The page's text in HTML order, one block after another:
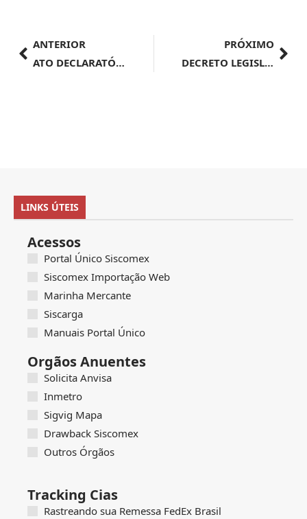
ANTERIOR
ATO DECLARATÓRIO EXECUTIVO SRRF08 Nº 23, DE 24 DE MAIO DE 2024
PRÓXIMO
DECRETO LEGISLATIVO – Nº 62, DE 2024
LINKS ÚTEIS
Acessos
Portal Único Siscomex
Siscomex Importação Web
Marinha Mercante
Siscarga
Manuais Portal Único
Orgãos Anuentes
Solicita Anvisa
Inmetro
Sigvig Mapa
Drawback Siscomex
Outros Órgãos
Tracking Cias
Rastreando sua Remessa FedEx Brasil